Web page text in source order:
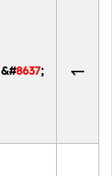
↽
&#8637;